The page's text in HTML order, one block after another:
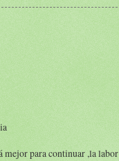
mejor para continuar ,la labor